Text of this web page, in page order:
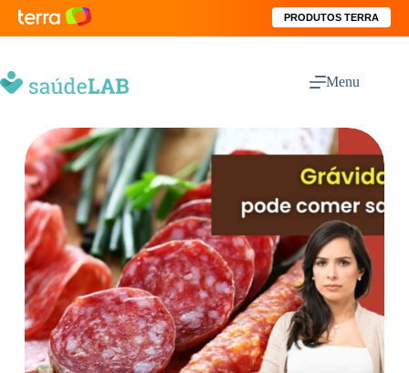
PRODUTOS TERRA
Menu